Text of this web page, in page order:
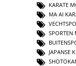
KARATE
MA AI
SPORTEN
JAPANSE